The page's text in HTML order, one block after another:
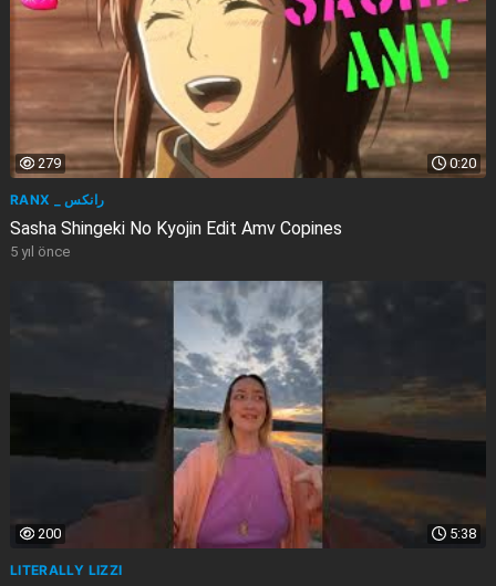
0:20
279
RANX _ رانكس
Sasha Shingeki No Kyojin Edit Amv Copines
5 yıl önce
5:38
200
LITERALLY LIZZI